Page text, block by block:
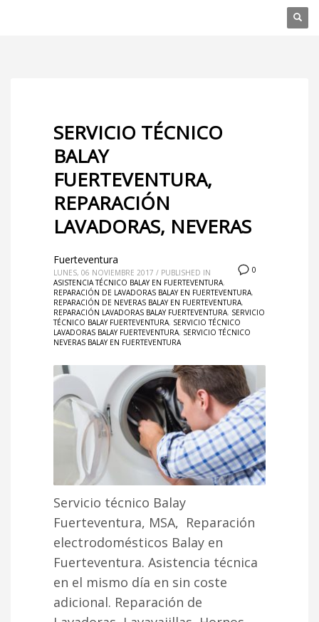
SERVICIO TÉCNICO
BALAY
FUERTEVENTURA,
REPARACIÓN
LAVADORAS, NEVERAS
0
Fuerteventura
LUNES, 06 NOVIEMBRE 2017 / PUBLISHED IN
ASISTENCIA TÉCNICO BALAY EN FUERTEVENTURA,
REPARACIÓN DE LAVADORAS BALAY EN FUERTEVENTURA,
REPARACIÓN DE NEVERAS BALAY EN FUERTEVENTURA,
REPARACIÓN LAVADORAS BALAY FUERTEVENTURA, SERVICIO
TÉCNICO BALAY FUERTEVENTURA, SERVICIO TÉCNICO
LAVADORAS BALAY FUERTEVENTURA, SERVICIO TÉCNICO
NEVERAS BALAY EN FUERTEVENTURA
Servicio técnico Balay
Fuerteventura, MSA, Reparación
electrodomésticos Balay en
Fuerteventura. Asistencia técnica
en el mismo día en sin coste
adicional. Reparación de